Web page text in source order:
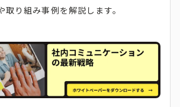
取り組み事例を解説します。